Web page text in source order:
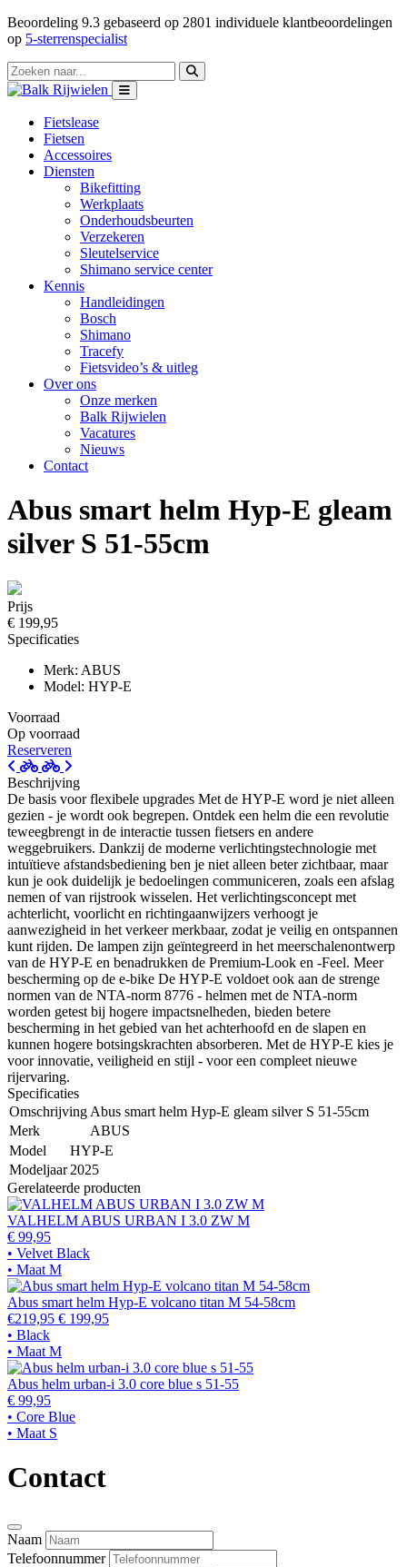
Beoordeling 9.3 gebaseerd op 2801 individuele klantbeoordelingen
op 5-sterrenspecialist
Fietslease
Fietsen
Accessoires
Diensten
Bikefitting
Werkplaats
Onderhoudsbeurten
Verzekeren
Sleutelservice
Shimano service center
Kennis
Handleidingen
Bosch
Shimano
Tracefy
Fietsvideo’s & uitleg
Over ons
Onze merken
Balk Rijwielen
Vacatures
Nieuws
Contact
Abus smart helm Hyp-E gleam
silver S 51-55cm
Prijs
€ 199,95
Specificaties
Merk: ABUS
Model: HYP-E
Voorraad
Op voorraad
Reserveren
Beschrijving
De basis voor flexibele upgrades Met de HYP-E word je niet alleen
gezien - je wordt ook begrepen. Ontdek een helm die een revolutie
teweegbrengt in de interactie tussen fietsers en andere
weggebruikers. Dankzij de moderne verlichtingstechnologie met
intuïtieve afstandsbediening ben je niet alleen beter zichtbaar, maar
kun je ook duidelijk je bedoelingen communiceren, zoals een afslag
nemen of van rijstrook wisselen. Het verlichtingsconcept met
achterlicht, voorlicht en richtingaanwijzers verhoogt je
aanwezigheid in het verkeer merkbaar, zodat je veilig en ontspannen
kunt rijden. De lampen zijn geïntegreerd in het meerschalenontwerp
van de HYP-E en benadrukken de Premium-Look en -Feel. Meer
bescherming op de e-bike De HYP-E voldoet ook aan de strenge
normen van de NTA-norm 8776 - helmen met de NTA-norm
worden getest bij hogere impactsnelheden, bieden betere
bescherming in het gebied van het achterhoofd en de slapen en
kunnen hogere botsingskrachten absorberen. Met de HYP-E kies je
voor innovatie, veiligheid en stijl - voor een compleet nieuwe
rijervaring.
Specificaties
Omschrijving Abus smart helm Hyp-E gleam silver S 51-55cm
Merk
ABUS
Model
HYP-E
Modeljaar 2025
Gerelateerde producten
VALHELM ABUS URBAN I 3.0 ZW M
€ 99,95
• Velvet Black
• Maat M
Abus smart helm Hyp-E volcano titan M 54-58cm
€219,95 € 199,95
• Black
• Maat M
Abus helm urban-i 3.0 core blue s 51-55
€ 99,95
• Core Blue
• Maat S
Contact
Naam
Telefoonnummer